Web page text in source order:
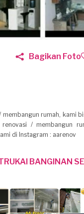
Bagikan Foto
rumah, kami
/ membangun
di Instagram : aarenov
BANGINAN